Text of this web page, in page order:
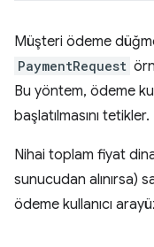
Müşteri ödeme
PaymentRequest
Bu yöntem, ödeme
başlatılmasını tetikler.
Nihai toplam fiyat
sunucudan alınırsa)
ödeme kullanıcı